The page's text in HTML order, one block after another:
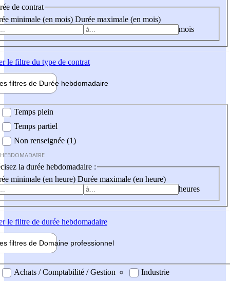
de contrat
minimale (en mois) Durée maximale (en mois)
mois
le filtre du type de contrat
filtres de Durée hebdomadaire
Temps plein
Temps partiel
Non renseignée (1)
la durée hebdomadaire :
minimale (en heure) Durée maximale (en heure)
heures
le filtre de durée hebdomadaire
filtres de Domaine professionnel
professionel
Achats / Comptabilité / Gestion
Industrie